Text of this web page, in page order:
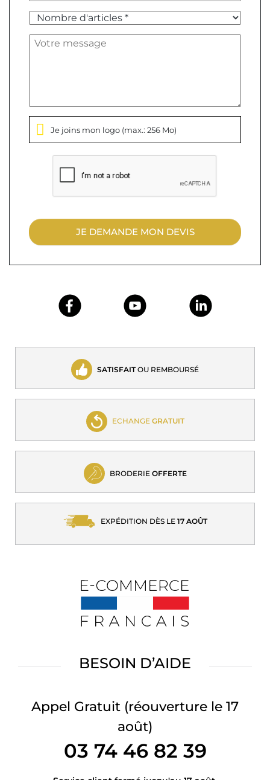
Je joins mon logo (max.: 256 Mo)
JE DEMANDE MON DEVIS
SATISFAITOU REMBOURSÉ
ECHANGE GRATUIT
BRODERIE OFFERTE
EXPÉDITION DÈS LE 17 AOÛT
BESOIN D’AIDE
Appel Gratuit (réouverture le 17
août)
03 74 46 82 39